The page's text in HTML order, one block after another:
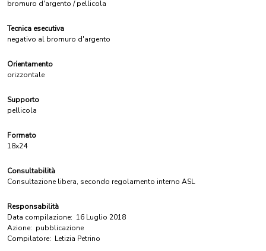
bromuro d'argento / pellicola
Tecnica esecutiva
negativo al bromuro d'argento
Orientamento
orizzontale
Supporto
pellicola
Formato
18x24
Consultabilità
Consultazione libera, secondo regolamento interno ASL
Responsabilità
Data compilazione: 16 Luglio 2018
Azione: pubblicazione
Compilatore: Letizia Petrino